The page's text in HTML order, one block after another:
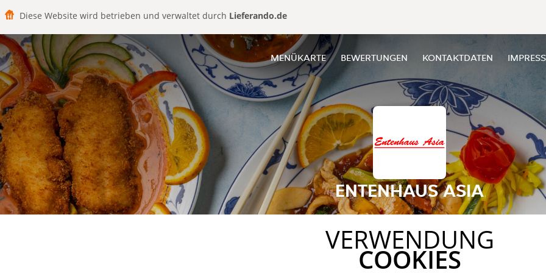
Diese Website wird betrieben und verwaltet durch Lieferando.de
MENÜKARTE BEWERTUNGEN KONTAKTDATEN
ENTENHAUS ASIA
VERWENDUNG
COOKIES